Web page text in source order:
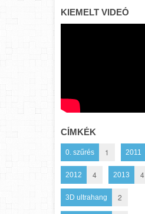
KIEMELT VIDEÓ
CÍMKÉK
0. szűrés 1 2011
2012 4 2013 4
3D ultrahang 2